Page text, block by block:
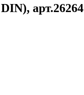
арт.26264